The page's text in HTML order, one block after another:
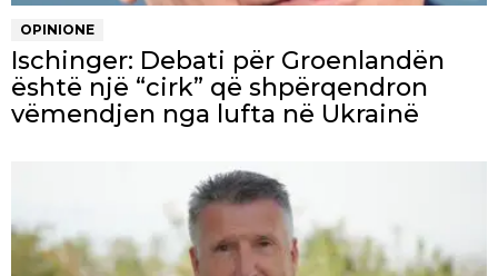
OPINIONE
Ischinger: Debati për Groenlandën
është një “cirk” që shpërqendron
vëmendjen nga lufta në Ukrainë